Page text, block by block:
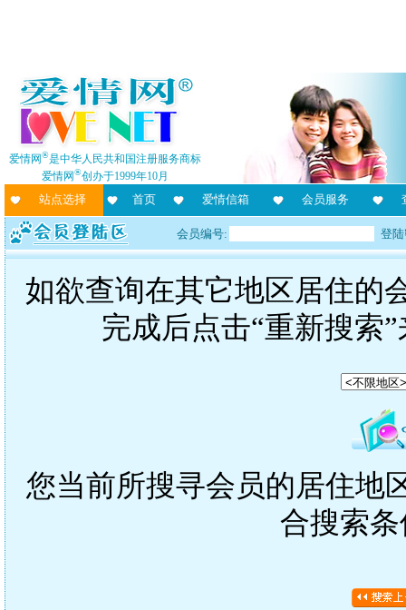
爱情网®是中华人民共和国注册服务商标
爱情网®创办于1999年10月
站点选择 首页 爱情信箱 会员服务
会员编号: 登
如欲查询在其它地区居住的
完成后点击“重新搜索
您当前所搜寻会员的居住地
合搜索